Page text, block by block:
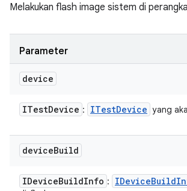
Melakukan flash image sistem di
Parameter
device
ITestDevice : ITestDevice yang
deviceBuild
IDeviceBuildInfo : IDeviceBuild